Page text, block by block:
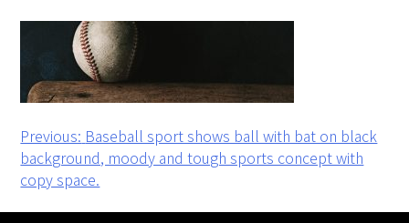
投
稿
ナ
Previous: Baseball sport shows ball with bat on black
background, moody and tough sports concept with
copy space.